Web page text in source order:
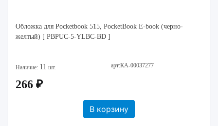
Обложка для Pocketbook 515, PocketBook E-book (черно-
желтый) [ PBPUC-5-YLBC-BD ]
Наличие: 11 шт. арт:КА-00037277
266 ₽
В корзину